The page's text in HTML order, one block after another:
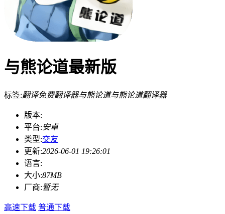
与熊论道最新版
标签:翻译免费翻译器与熊论道与熊论道翻译器
版本:
平台:安卓
类型:交友
更新:2026-06-01 19:26:01
语言:
大小:87MB
厂商:暂无
高速下载 普通下载